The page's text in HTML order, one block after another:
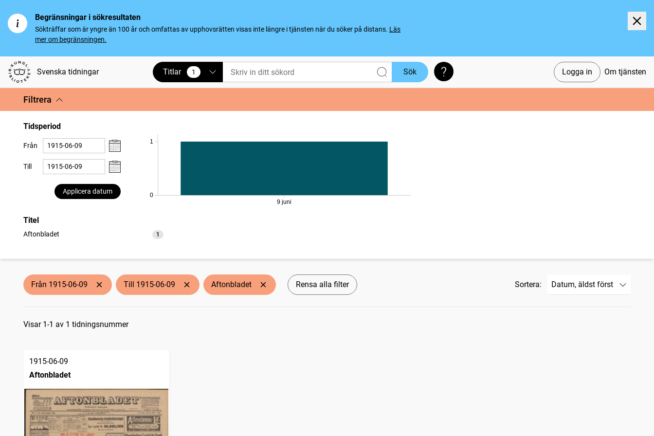
Begränsningar i sökresultaten
Sökträffar som är yngre än 100 år och omfattas av upphovsrätten visas inte längre i tjänsten när du söker på distans. Läs
mer om begränsningen.
Svenska tidningar Logga in Om tjänsten
Titlar 1
vald Sök Söktips
Filtrera
Tidsperiod
Från
Till
Applicera datum
0
1
9 juni
Titel
Aftonbladet 1
träffar
Från 1915-06-09 Till 1915-06-09 Aftonbladet Rensa alla filter Sortera:
Sökresultat
Visar 1-1 av 1 tidningsnummer
1915-06-09
Aftonbladet